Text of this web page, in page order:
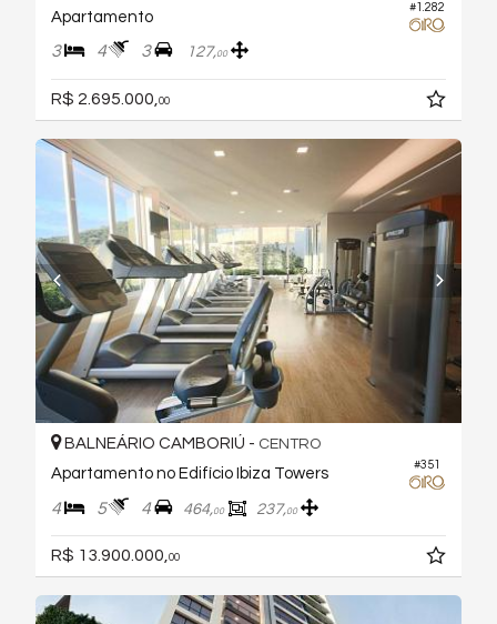
#1.282
Apartamento
3 4 3 127,00
R$ 2.695.000, 00
#351
BALNEÁRIO CAMBORIÚ - CENTRO
Apartamento no Edifício Ibiza Towers
4 5 4 464,00 237,00
R$ 13.900.000,00